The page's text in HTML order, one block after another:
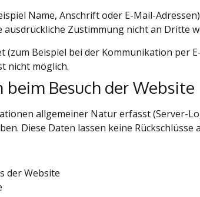
Name, Anschrift oder E-Mail-
Zustimmung nicht an Dritte
Beispiel bei der Kommunikation per
nicht möglich.
Besuch der Website
allgemeiner Natur erfasst (Server-
Diese Daten lassen keine Rückschlüsse
der Website